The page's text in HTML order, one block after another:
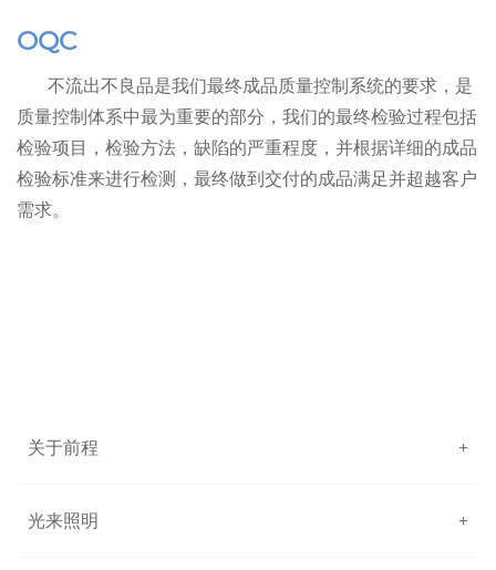
OQC
不流出不良品是我们最终成品质量控制系统的要求，是
质量控制体系中最为重要的部分，我们的最终检验过程包括
检验项目，检验方法，缺陷的严重程度，并根据详细的成品
检验标准来进行检测，最终做到交付的成品满足并超越客户
需求。
关于前程 +
光来照明 +